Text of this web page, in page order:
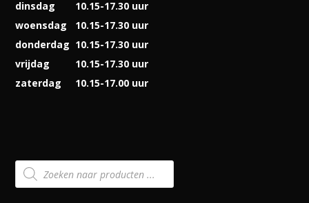
dinsdag
10.15-17.30 uur
woensdag
10.15-17.30 uur
donderdag 10.15-17.30 uur
vrijdag
10.15-17.30 uur
zaterdag
10.15-17.00 uur
Producten
zoeken